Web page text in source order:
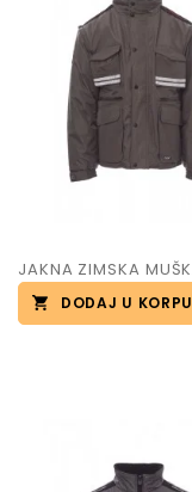
DODAJ U KORPU